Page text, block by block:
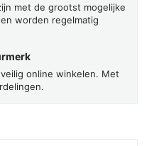
met de grootst mogelijke
worden regelmatig
online winkelen. Met